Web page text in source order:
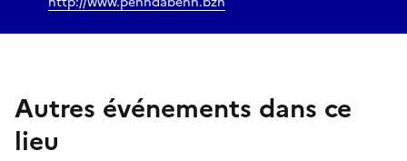
Autres événements dans ce
lieu